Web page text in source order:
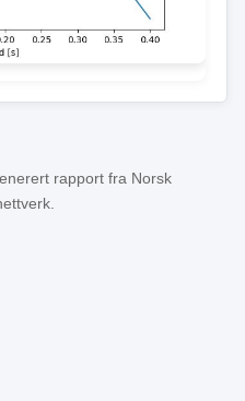
rapport fra Norsk